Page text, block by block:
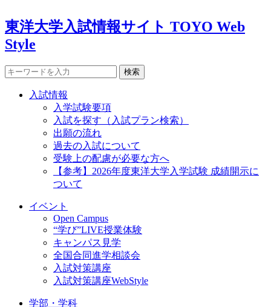
東洋大学入試情報サイト TOYO Web
Style
検索
入試情報
入学試験要項
入試を探す（入試プラン検索）
出願の流れ
過去の入試について
受験上の配慮が必要な方へ
【参考】2026年度東洋大学入学試験 成績開示に
ついて
イベント
Open Campus
“学び”LIVE授業体験
キャンパス見学
全国合同進学相談会
入試対策講座
入試対策講座WebStyle
学部・学科